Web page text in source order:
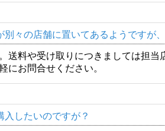
別々の店舗に置いてあるようですが
送料や受け取りにつきましては担
にお問合せください。
入したいのですが？